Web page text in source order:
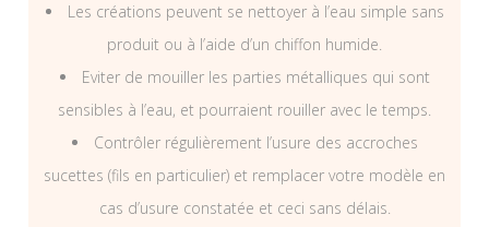
Les créations peuvent se nettoyer à l’eau simple sans
produit ou à l’aide d’un chiffon humide.
Eviter de mouiller les parties métalliques qui sont
sensibles à l’eau, et pourraient rouiller avec le temps.
Contrôler régulièrement l’usure des accroches
sucettes (fils en particulier) et remplacer votre modèle en
cas d’usure constatée et ceci sans délais.